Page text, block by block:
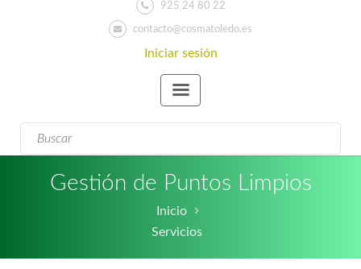
925 24 80 22
contacto@cosmatoledo.es
Iniciar sesión
Formulario de
búsqueda
Buscar
Gestión de Puntos Limpios
Inicio
Servicios